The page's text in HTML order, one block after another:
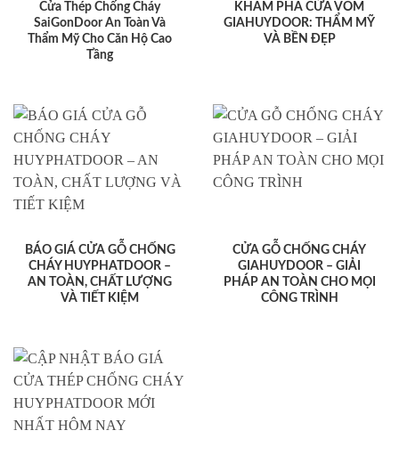
Cửa Thép Chống Cháy
SaiGonDoor An Toàn Và
Thẩm Mỹ Cho Căn Hộ Cao
Tầng
KHÁM PHÁ CỬA VÒM
GIAHUYDOOR: THẨM MỸ
VÀ BỀN ĐẸP
BÁO GIÁ CỬA GỖ CHỐNG
CHÁY HUYPHATDOOR –
AN TOÀN, CHẤT LƯỢNG
VÀ TIẾT KIỆM
CỬA GỖ CHỐNG CHÁY
GIAHUYDOOR – GIẢI
PHÁP AN TOÀN CHO MỌI
CÔNG TRÌNH